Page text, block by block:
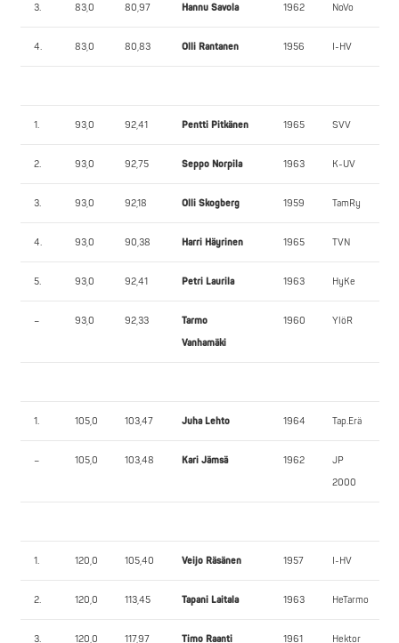
3. 83,0 80,97 Hannu Savola 1962 NoVo
4. 83,0 80,83 Olli Rantanen 1956 I-HV
1. 93,0 92,41 Pentti Pitkänen 1965 SVV
2. 93,0 92,75 Seppo Norpila 1963 K-UV
3. 93,0 92,18 Olli Skogberg 1959 TamRy
4. 93,0 90,38 Harri Häyrinen 1965 TVN
5. 93,0 92,41 Petri Laurila 1963 HyKe
– 93,0 92,33
Tarmo
Vanhamäki
1960 YlöR
1. 105,0 103,47 Juha Lehto 1964 Tap.Erä
– 105,0 103,48 Kari Jämsä 1962
JP
2000
1. 120,0 105,40 Veijo Räsänen 1957 I-HV
2. 120,0 113,45 Tapani Laitala 1963 HeTarmo
3. 120,0 117,97 Timo Raanti 1961 Hektor